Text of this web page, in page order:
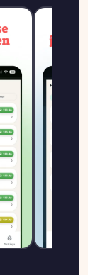
2.039
↓ -1.0%
€/L
2.009
↑ +0.5%